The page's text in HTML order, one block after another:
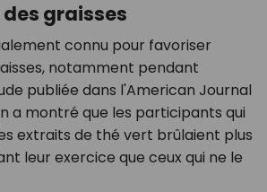
graisses
connu pour favoriser
notamment pendant
publiée dans l'American Journal
a montré que les participants qui
extraits de thé vert brûlaient plus
leur exercice que ceux qui ne le